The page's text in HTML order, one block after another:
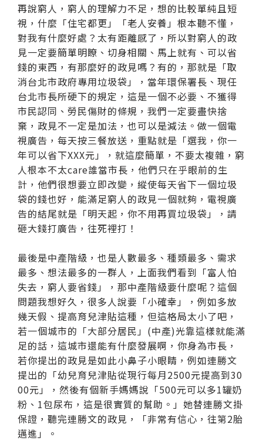
再說窮人，窮人的理解力不足，想的比較單純且短
視，什麼「住宅都更」「老人安養」根本聽不懂，
對我有什麼好處？太有距離感了，所以對窮人的政
見一定要簡單明瞭、切身相關、馬上就有、可以省
錢的東西，有那麼好的政見嗎？有的，那就是「取
消台北市政府專用垃圾袋」，當年環保署長、現任
台北市長所硬下的規定，這是一個不必要、不獲得
市民認同、勞民傷財的條規，我們一定要盡快捨
棄，政見不一定是加法，也可以是減法。做一個電
視廣告，每天按三餐放送，重點就是「選我，你一
年可以省下XXX元」，就這麼簡單，不要太複雜，窮
人根本不太care誰當市長，他們只在乎眼前的生
計，他們很想要立即改變，縱使每天省下一個垃圾
袋的錢也好，能滿足窮人的政見一個就夠，電視廣
告的結尾就是「明天起，你不用再買垃圾袋」，請
砸大錢打廣告，往死裡打！
最後是中產階級，也是人數最多、種類最多、需求
最多、想法最多的一群人，上面我們看到「富人怕
失去，窮人要省錢」，那中產階級要什麼呢？這個
問題我想好久，很多人說要「小確幸」，例如多放
幾天假、提高育兒津貼這種，但這格局太小了吧，
若一個城市的「大部分居民」(中產)光靠這樣就能滿
足的話，這城市還能有什麼發展啊，你身為市長，
若你提出的政見是如此小鼻子小眼睛，例如連勝文
提出的「幼兒育兒津貼從現行每月2500元提高到30
00元」，然後有個新手媽媽說「500元可以多1罐奶
粉、1包尿布，這是很實質的幫助。」她替連勝文掛
保證，聽完連勝文的政見，「非常有信心，往第2胎
邁進」。